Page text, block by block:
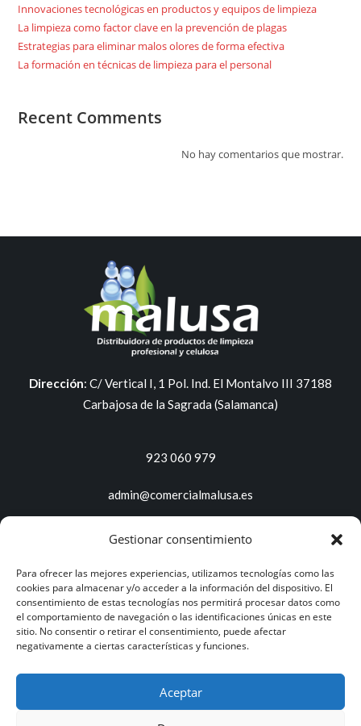
Gestionar consentimiento
Para ofrecer las mejores experiencias, utilizamos tecnologías como las
cookies para almacenar y/o acceder a la información del dispositivo. El
consentimiento de estas tecnologías nos permitirá procesar datos como
el comportamiento de navegación o las identificaciones únicas en este
sitio. No consentir o retirar el consentimiento, puede afectar
negativamente a ciertas características y funciones.
Aceptar
Innovaciones tecnológicas en productos y equipos de limpieza
La limpieza como factor clave en la prevención de plagas
Estrategias para eliminar malos olores de forma efectiva
La formación en técnicas de limpieza para el personal
Recent Comments
No hay comentarios que mostrar.
Dirección: C/ Vertical I, 1 Pol. Ind. El Montalvo III 37188
Carbajosa de la Sagrada (Salamanca)
923 060 979
admin@comercialmalusa.es
Servicios y productos
Proveedor de productos de limpieza
Soluciones de limpieza
Multiclean plus
Catágos de productos